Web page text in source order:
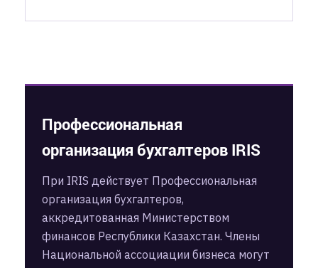
Профессиональная
организация бухгалтеров IRIS
При IRIS действует Профессиональная
организация бухгалтеров,
аккредитованная Министерством
финансов Республики Казахстан. Члены
Национальной ассоциации бизнеса могут